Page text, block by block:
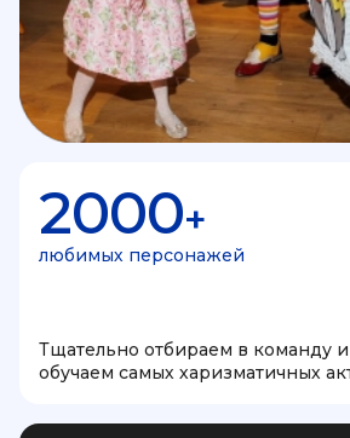
2000+
любимых персонажей
Тщательно отбираем в команду
обучаем самых харизматичных